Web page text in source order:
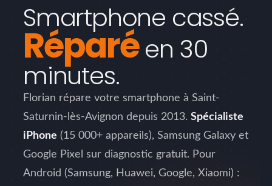
Smartphone cassé.
Réparé en 30
minutes.
Florian répare votre smartphone à Saint-
Saturnin-lès-Avignon depuis 2013. Spécialiste
iPhone (15 000+ appareils), Samsung Galaxy et
Google Pixel sur diagnostic gratuit. Pour
Android (Samsung, Huawei, Google, Xiaomi) :